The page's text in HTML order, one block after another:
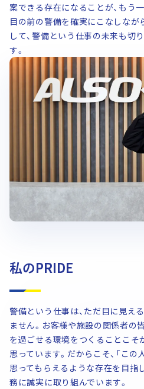
案できる存在になることが、もう
目の前の警備を確実にこなしなが
して、警備という仕事の未来も切
す。
私のPRIDE
警備という仕事は、ただ目に見え
ません。お客様や施設の関係者の
を過ごせる環境をつくることこそ
思っています。だからこそ、「こ
思ってもらえるような存在を目指
務に誠実に取り組んでいます。